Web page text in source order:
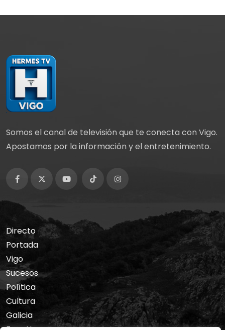
Somos el canal de televisión que te conecta con Vigo.
Apostamos por la información y el entretenimiento.
Directo
Portada
Vigo
Sucesos
Política
Cultura
Galicia